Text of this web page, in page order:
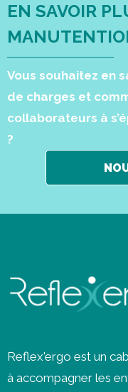
EN SAVOIR
Vous souhaitez en
de charges et
collaborateurs à
?
Reflex'ergo est un
à accompagner les